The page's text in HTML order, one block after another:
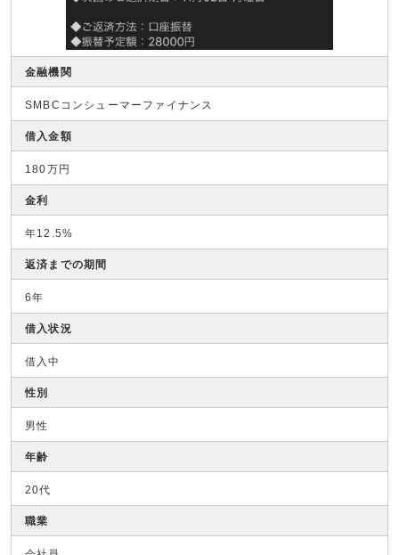
金融機関
SMBCコンシューマーファイナンス
借入金額
180万円
金利
年12.5%
返済までの期間
6年
借入状況
借入中
性別
男性
年齢
20代
職業